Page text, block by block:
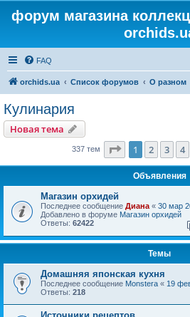
форум магазина
FAQ
orchids.ua Список форумов О разном
Кулинария
Новая тема
337 тем Страница из
1 2 3 4
Объявления
Магазин орхидей
Последнее сообщение Диана « 30 мар
Добавлено в форуме Магазин орхидей
Ответы: 62422
Темы
Домашняя японская кухня
Последнее сообщение Monstera « 19
Ответы: 218